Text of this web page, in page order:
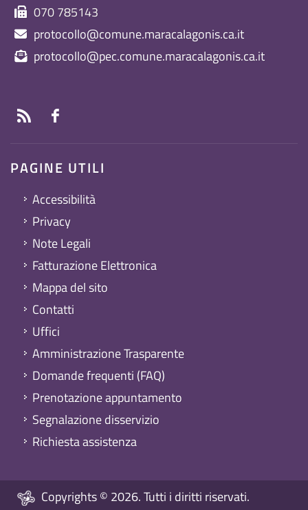
070 785143
protocollo@comune.maracalagonis.ca.it
protocollo@pec.comune.maracalagonis.ca.it
PAGINE UTILI
Accessibilità
Privacy
Note Legali
Fatturazione Elettronica
Mappa del sito
Contatti
Uffici
Amministrazione Trasparente
Domande frequenti (FAQ)
Prenotazione appuntamento
Segnalazione disservizio
Richiesta assistenza
Copyrights © 2026. Tutti i diritti riservati.